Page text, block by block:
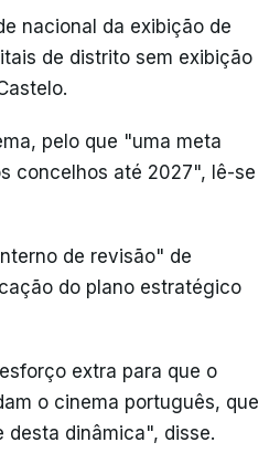
nacional da exibição de
de distrito sem exibição
pelo que "uma meta
concelhos até 2027", lê-se
de revisão" de
do plano estratégico
extra para que o
o cinema português, que
desta dinâmica", disse.